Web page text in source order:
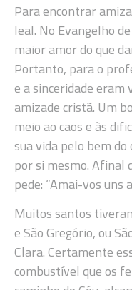
Para encontrar
leal. No Evangelho
maior amor do que
Portanto, para o
e a sinceridade eram
amizade cristã. Um
meio ao caos e às
sua vida pelo bem
por si mesmo. Afinal
pede: “Amai-vos uns
Muitos santos
e São Gregório, ou
Clara. Certamente
combustível que os